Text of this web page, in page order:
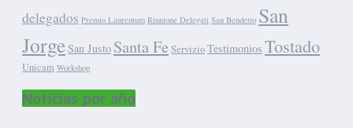
delegados Premio Laurentum Riunione Delegati San Bendetto San
JorgeSan Justo Santa FeServizioTestimonios Tostado
Unicam Workshop
Noticias por año